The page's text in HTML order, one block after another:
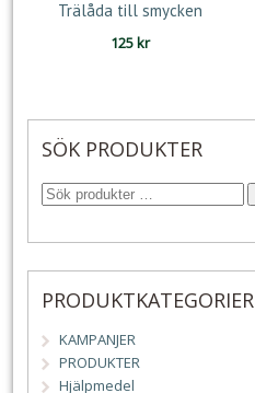
Trälåda till smycken
125kr
SÖK PRODUKTER
PRODUKTKATEGORIER
KAMPANJER
PRODUKTER
Hjälpmedel